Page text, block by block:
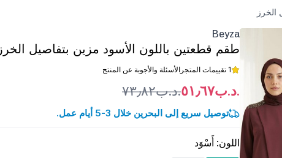
Beyza
طقم قطعتين باللون الأسود مزين بتفاصيل الخرز
1 تقييمات المتجر الأسئلة والأجوبة عن المنتج
.د.ب٥١٫٦٧ .د.ب٧٣٫٨٢
توصيل سريع إلى البحرين خلال 3-5 أيام عمل.
اللون: أَسْوَد